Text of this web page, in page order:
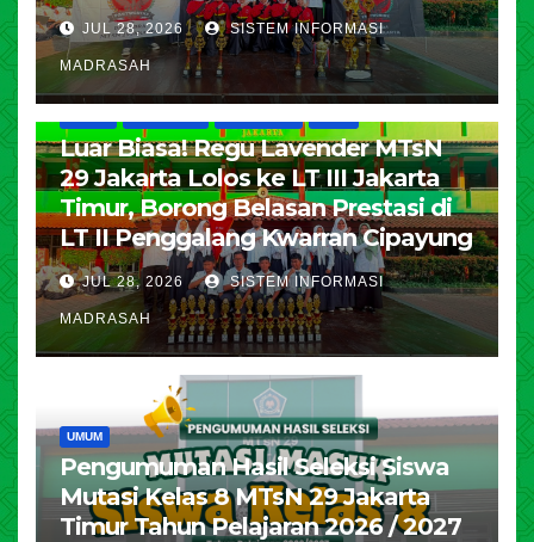
JUL 28, 2026 SISTEM INFORMASI
MADRASAH
Luar Biasa! Regu Lavender MTsN
29 Jakarta Lolos ke LT III Jakarta
Timur, Borong Belasan Prestasi di
LT II Penggalang Kwarran Cipayung
JUL 28, 2026 SISTEM INFORMASI
MADRASAH
UMUM
Pengumuman Hasil Seleksi Siswa
Mutasi Kelas 8 MTsN 29 Jakarta
Timur Tahun Pelajaran 2026 / 2027